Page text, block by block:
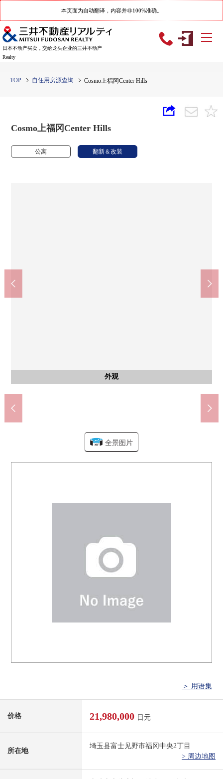
本页面为自动翻译，内容并非100%准确。
日本不动产买卖，交给龙头企业的三井不动产
Realty
TOP 自住用房源查询 Cosmo上福冈Center Hills
Cosmo上福冈Center Hills
公寓 翻新＆改装
外观
客厅
LDK(约18.3张塌塌米)
客厅
厨房
室内
西式房间(约6.5张塌塌米)
室内
西式房间(约6张塌塌米)
室内
西式房间(约5.1张塌塌米)
公共汽车
洗脸
盥洗台
厕所
收纳
收纳(约6.5张塌塌米西式房间里面的)
收纳
收纳(约6张塌塌米西式房间里面的)
收纳
收纳(约5.1张塌塌米西式房间里面的)
收纳
收纳(走廊里面的)
收纳
门口收纳
阳台
阳台(东南一侧)
阳台
阳台(东南一侧)
风景
阳台
阳台(西北一侧)
阳台
阳台(西北一侧)
其他
海湾橱窗
其他
厨房洗涤槽
其他
餐具冲洗烘干机
其他
从属于3份炉子·烤炉
其他
有监视器的内部对讲机
其他
热水供应器
其他
浴室换气暖气烘干机
门口
其他
门口
入口
入口路径
入口
入口
大厅
共有部分
智能快递柜
停车场
停车场
共有部分
自行车停放处
共有部分
摩托车堆放处
共有部分
名牌
外观
外观
外观
外观
其他
前面道路
其他
前面道路
富士见野市立福冈小学(约900m)
富士见野市立福冈中学(约550m)
竹下内科(约290m)
南台asunaro公园(约300m)
山崎Y shoppumiyazaki店(约300m)
共MODI饭田南台商店(约400m)
上福冈驹林邮局(约600m)
THE BIG-A上福冈松山店(约700m)
共门路上福冈(约1100m)
富士见野市政府(约1200m)
全景图片
＞ 用语集
价格 21,980,000 日元
所在地
埼玉县富士见野市福冈中央2丁目
> 周边地图